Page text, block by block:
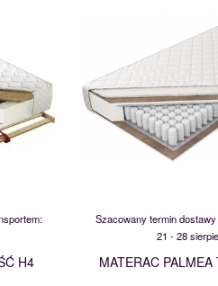
H4
Szacowany termin
21 - 28
MATERAC